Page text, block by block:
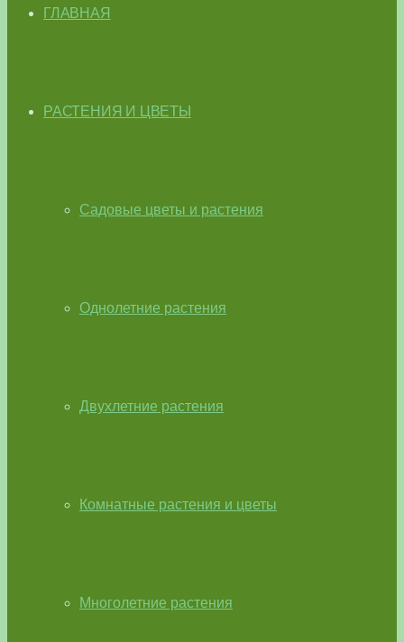
ГЛАВНАЯ
РАСТЕНИЯ И ЦВЕТЫ
Садовые цветы и растения
Однолетние растения
Двухлетние растения
Комнатные растения и цветы
Многолетние растения